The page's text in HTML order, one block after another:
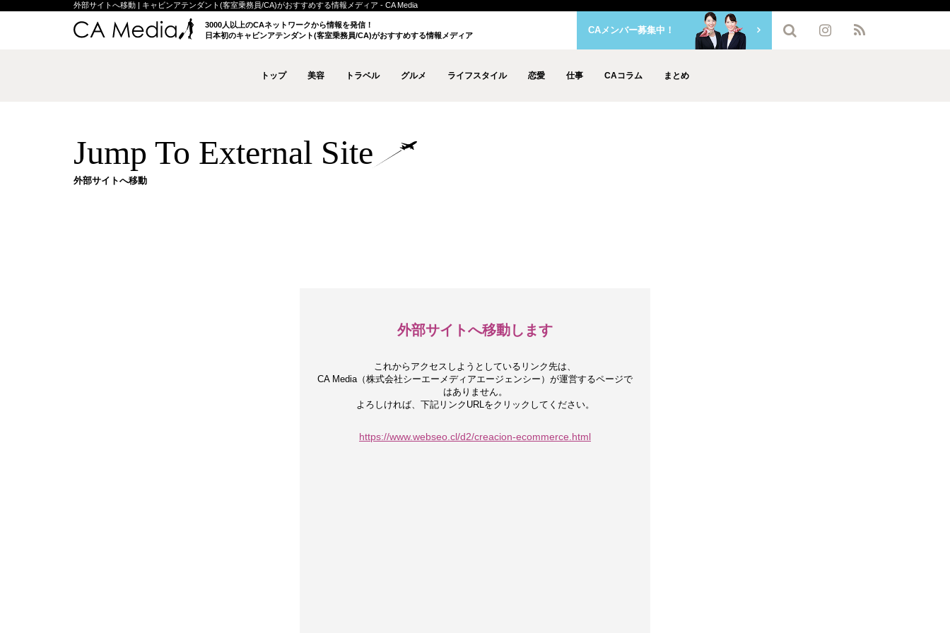
外部サイトへ移動 | キャビンアテンダント(客室乗務員/CA)がおすすめする情報メディア - CA Media
3000人以上のCAネットワークから情報を発信！
日本初のキャビンアテンダント(客室乗務員/CA)がおすすめする情報メディア
トップ 美容 トラベル グルメ ライフスタイル 恋愛 仕事 CAコラム まとめ
CAメンバー募集中！
Jump To External Site
外部サイトへ移動
外部サイトへ移動します
これからアクセスしようとしているリンク先は、
CA Media（株式会社シーエーメディアエージェンシー）が運営するページで
はありません。
よろしければ、下記リンクURLをクリックしてください。
https://www.webseo.cl/d2/creacion-ecommerce.html